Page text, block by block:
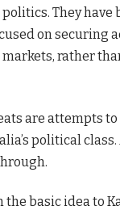
They have
on securing
rather
are attempts
political class.
basic idea to